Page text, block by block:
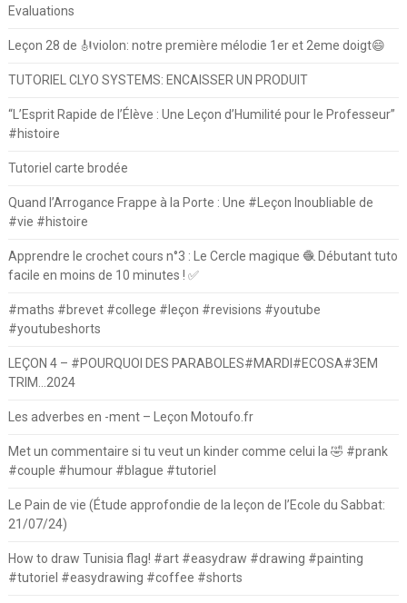
Evaluations
Leçon 28 de 🎻violon: notre première mélodie 1er et 2eme doigt😄
TUTORIEL CLYO SYSTEMS: ENCAISSER UN PRODUIT
“L’Esprit Rapide de l’Élève : Une Leçon d’Humilité pour le Professeur”
#histoire
Tutoriel carte brodée
Quand l’Arrogance Frappe à la Porte : Une #Leçon Inoubliable de
#vie #histoire
Apprendre le crochet cours n°3 : Le Cercle magique 🧶 Débutant tuto
facile en moins de 10 minutes ! ✅
#maths #brevet #college #leçon #revisions #youtube
#youtubeshorts
LEÇON 4 – #POURQUOI DES PARABOLES#MARDI#ECOSA#3EM
TRIM…2024
Les adverbes en -ment – Leçon Motoufo.fr
Met un commentaire si tu veut un kinder comme celui la 🤣 #prank
#couple #humour #blague #tutoriel
Le Pain de vie (Étude approfondie de la leçon de l’Ecole du Sabbat:
21/07/24)
How to draw Tunisia flag! #art #easydraw #drawing #painting
#tutoriel #easydrawing #coffee #shorts